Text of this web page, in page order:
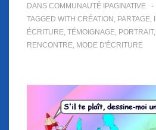
DANS COMMUNAUTÉ IPAGINATIVE
TAGGED WITH CRÉATION , PARTAGE,
ÉCRITURE, TÉMOIGNAGE, PORTRAIT,
RENCONTRE, MODE D'ÉCRITURE